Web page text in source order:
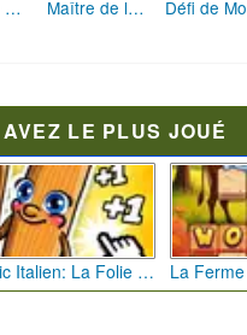
La Ferme des Mots - Cultivez votre Vocabulaire Maître de la Destruction: Fusion de Pioches
LE PLUS JOUÉ
Bébé Clic Italien: La Folie des Petits Bambins